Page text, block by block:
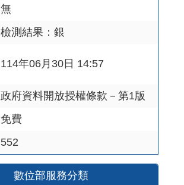
數位部服務分類
無
檢測結果：銀
114年06月30日 14:57
政府資料開放授權條款－第1版
免費
552